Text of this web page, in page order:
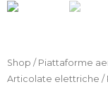
Shop / Piattaforme
Articolate elettriche /